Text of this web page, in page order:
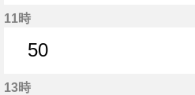
11時
50
13時